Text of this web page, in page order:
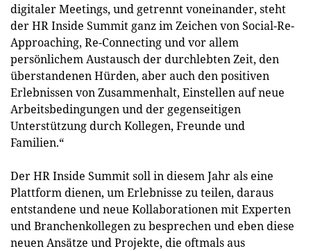
digitaler Meetings, und getrennt voneinander, steht
der HR Inside Summit ganz im Zeichen von Social-Re-
Approaching, Re-Connecting und vor allem
persönlichem Austausch der durchlebten Zeit, den
überstandenen Hürden, aber auch den positiven
Erlebnissen von Zusammenhalt, Einstellen auf neue
Arbeitsbedingungen und der gegenseitigen
Unterstützung durch Kollegen, Freunde und
Familien.“
Der HR Inside Summit soll in diesem Jahr als eine
Plattform dienen, um Erlebnisse zu teilen, daraus
entstandene und neue Kollaborationen mit Experten
und Branchenkollegen zu besprechen und eben diese
neuen Ansätze und Projekte, die oftmals aus